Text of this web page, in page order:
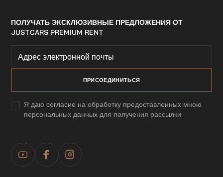
ПОЛУЧАТЬ ЭКСКЛЮЗИВНЫЕ ПРЕДЛОЖЕНИЯ ОТ
JUSTCARS PREMIUM RENT
Я даю согласие на обработку предоставленных мною
персональных данных для получения рассылки.